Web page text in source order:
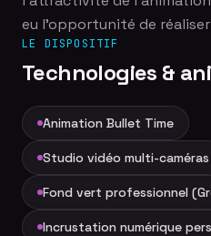
eu l'opportunité de
LE DISPOSITIF
Technologies &
Animation Bullet Time
Studio vidéo multi-caméras
Fond vert professionnel
Incrustation numérique